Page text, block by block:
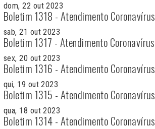
dom, 22 out 2023
Boletim 1318 - Atendimento Coronavírus
sab, 21 out 2023
Boletim 1317 - Atendimento Coronavírus
sex, 20 out 2023
Boletim 1316 - Atendimento Coronavírus
qui, 19 out 2023
Boletim 1315 - Atendimento Coronavírus
qua, 18 out 2023
Boletim 1314 - Atendimento Coronavírus